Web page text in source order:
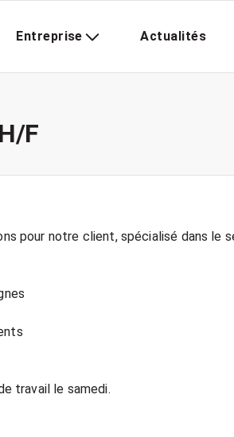
Entreprise Actualités
F
pour notre client, spécialisé dans le
travail le samedi.